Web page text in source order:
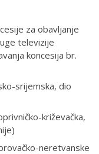
za obavljanje
televizije
koncesija br.
srijemska, dio
križevačka,
neretvanske